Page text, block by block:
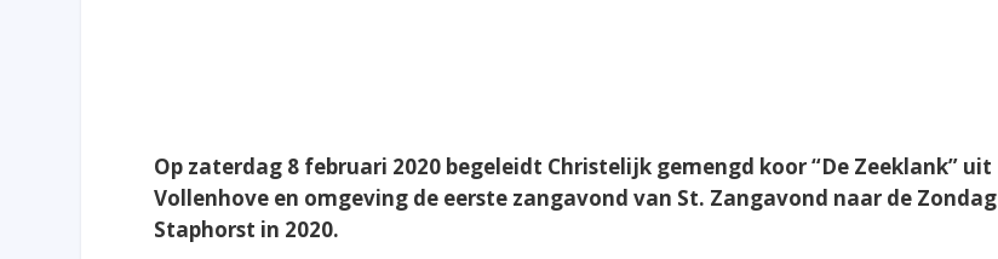
Op zaterdag 8 februari 2020 begeleidt Christelijk gemengd koor “De Zeeklank” uit
Vollenhove en omgeving de eerste zangavond van St. Zangavond naar de Zondag
Staphorst in 2020.